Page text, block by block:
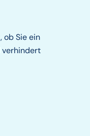
ob Sie ein
verhindert